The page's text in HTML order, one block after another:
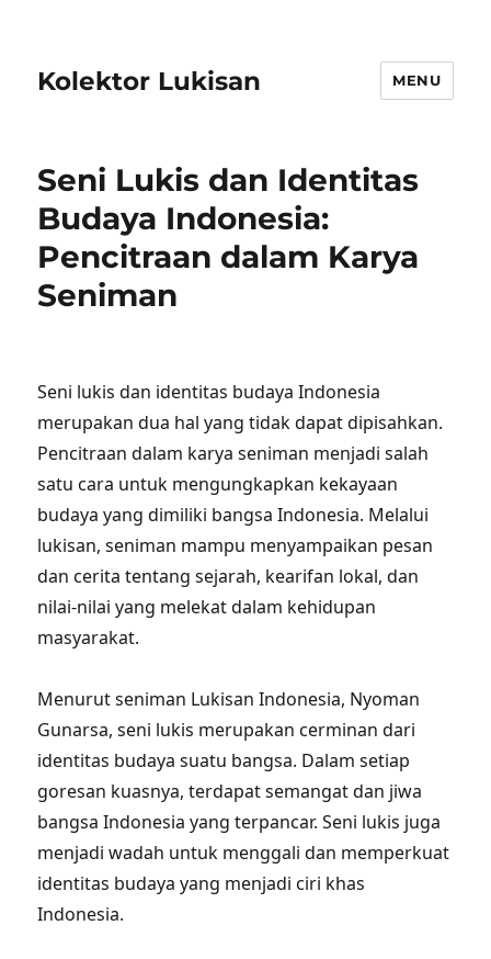
Kolektor Lukisan MENU
Seni Lukis dan Identitas
Budaya Indonesia:
Pencitraan dalam Karya
Seniman
Seni lukis dan identitas budaya Indonesia
merupakan dua hal yang tidak dapat dipisahkan.
Pencitraan dalam karya seniman menjadi salah
satu cara untuk mengungkapkan kekayaan
budaya yang dimiliki bangsa Indonesia. Melalui
lukisan, seniman mampu menyampaikan pesan
dan cerita tentang sejarah, kearifan lokal, dan
nilai-nilai yang melekat dalam kehidupan
masyarakat.
Menurut seniman Lukisan Indonesia, Nyoman
Gunarsa, seni lukis merupakan cerminan dari
identitas budaya suatu bangsa. Dalam setiap
goresan kuasnya, terdapat semangat dan jiwa
bangsa Indonesia yang terpancar. Seni lukis juga
menjadi wadah untuk menggali dan memperkuat
identitas budaya yang menjadi ciri khas
Indonesia.